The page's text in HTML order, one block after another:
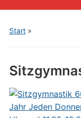
menu
Start»